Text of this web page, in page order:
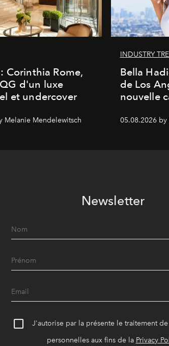
Corinthia Rome,
d'un luxe
et undercover
Melanie Mendelewitsch
INDUSTRY
Bella
de Los
nouvelle
05.08.2026
Newsletter
J'autorise par la présente le traitement
personnelles aux fins de la Privacy